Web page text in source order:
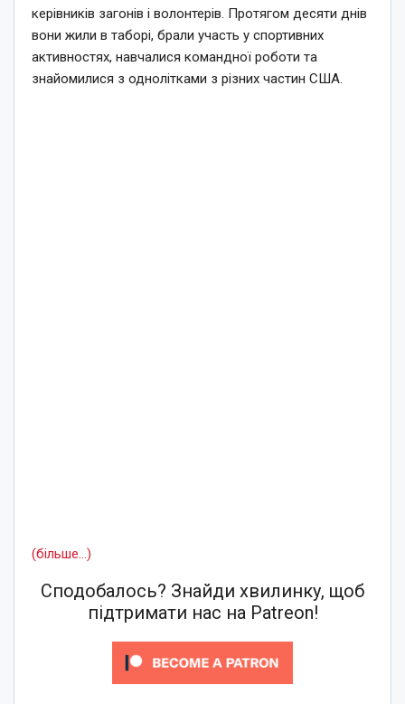
керівників загонів і волонтерів. Протягом десяти днів
вони жили в таборі, брали участь у спортивних
активностях, навчалися командної роботи та
знайомилися з однолітками з різних частин США.
(більше…)
Сподобалось? Знайди хвилинку, щоб
підтримати нас на Patreon!